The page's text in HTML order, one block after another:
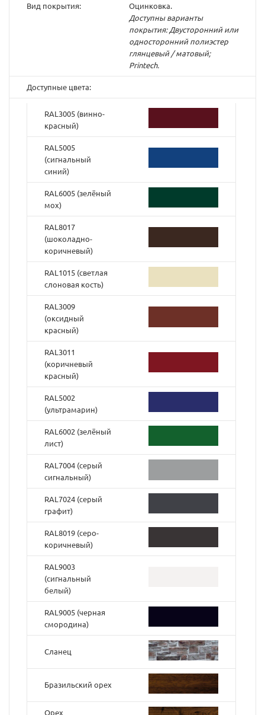
Вид покрытия:
Оцинковка.
Доступны варианты
покрытия: Двусторонний или
односторонний полиэстер
глянцевый / матовый;
Printech.
Доступные цвета:
RAL3005 (винно-
красный)
RAL5005
(cигнальный
синий)
RAL6005 (зелёный
мох)
RAL8017
(шоколадно-
коричневый)
RAL1015 (светлая
слоновая кость)
RAL3009
(оксидный
красный)
RAL3011
(коричневый
красный)
RAL5002
(ультрамарин)
RAL6002 (зелёный
лист)
RAL7004 (серый
сигнальный)
RAL7024 (серый
графит)
RAL8019 (серо-
коричневый)
RAL9003
(cигнальный
белый)
RAL9005 (черная
смородина)
Сланец
Бразильский орех
Орех